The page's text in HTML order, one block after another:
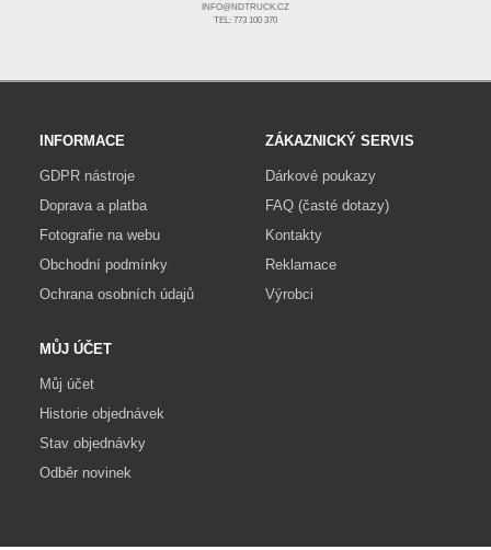
INFO@NDTRUCK.CZ
TEL: 773 100 370
INFORMACE
GDPR nástroje
Doprava a platba
Fotografie na webu
Obchodní podmínky
Ochrana osobních údajů
ZÁKAZNICKÝ SERVIS
Dárkové poukazy
FAQ (časté dotazy)
Kontakty
Reklamace
Výrobci
MŮJ ÚČET
Můj účet
Historie objednávek
Stav objednávky
Odběr novinek